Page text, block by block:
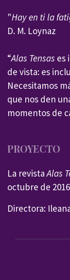
"Hay en ti la
D. M. Loynaz
“Alas Tensas es
de vista: es
Necesitamos
que nos den
momentos de
PROYECTO
La revistaAlas
octubre de
Directora: